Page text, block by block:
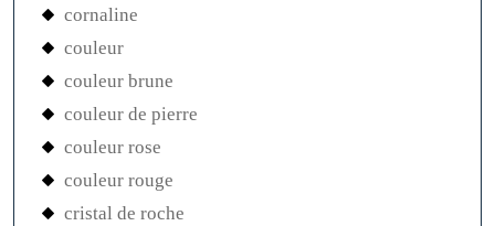
cornaline
couleur
couleur brune
couleur de pierre
couleur rose
couleur rouge
cristal de roche